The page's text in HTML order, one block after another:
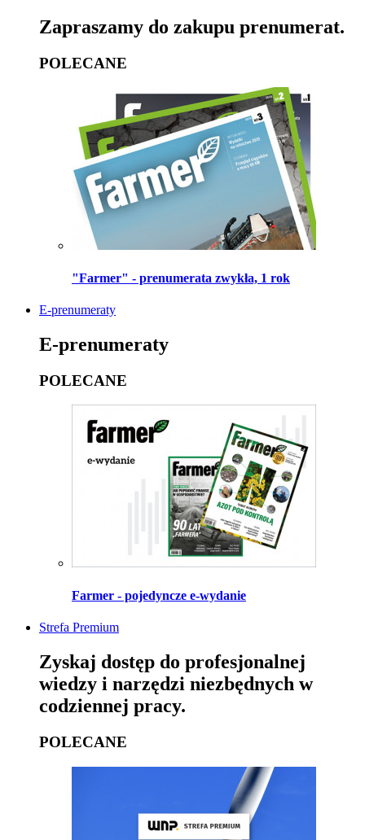
Zapraszamy do zakupu prenumerat.
POLECANE
"Farmer" - prenumerata zwykła, 1 rok
E-prenumeraty
E-prenumeraty
POLECANE
Farmer - pojedyncze e-wydanie
Strefa Premium
Zyskaj dostęp do profesjonalnej
wiedzy i narzędzi niezbędnych w
codziennej pracy.
POLECANE